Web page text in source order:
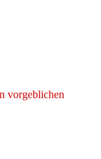
vorgeblichen